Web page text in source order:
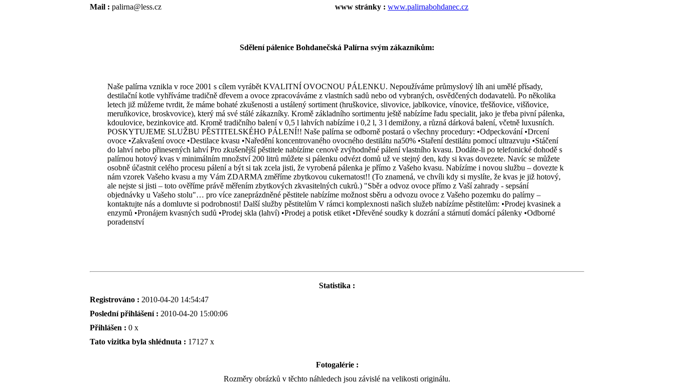
Mail : palirna@less.cz www stránky : www.palirnabohdanec.cz
Sdělení pálenice Bohdanečská Palírna svým zákazníkům:
Naše palírna vznikla v roce 2001 s cílem vyrábět KVALITNÍ OVOCNOU PÁLENKU. Nepoužíváme průmyslový líh ani umělé přísady,
destilační kotle vyhříváme tradičně dřevem a ovoce zpracováváme z vlastních sadů nebo od vybraných, osvědčených dodavatelů. Po několika
letech již můžeme tvrdit, že máme bohaté zkušenosti a ustálený sortiment (hruškovice, slivovice, jablkovice, vínovice, třešňovice, višňovice,
meruňkovice, broskvovice), který má své stálé zákazníky. Kromě základního sortimentu ještě nabízíme řadu specialit, jako je třeba pivní pálenka,
kdoulovice, bezinkovice atd. Kromě tradičního balení v 0,5 l lahvích nabízíme i 0,2 l, 3 l demižony, a různá dárková balení, včetně luxusních.
POSKYTUJEME SLUŽBU PĚSTITELSKÉHO PÁLENÍ!! Naše palírna se odborně postará o všechny procedury: •Odpeckování •Drcení
ovoce •Zakvašení ovoce •Destilace kvasu •Naředění koncentrovaného ovocného destilátu na50% •Staření destilátu pomocí ultrazvuju •Stáčení
do lahví nebo přinesených lahví Pro zkušenější pěstitele nabízíme cenově zvýhodněné pálení vlastního kvasu. Dodáte-li po telefonické dohodě s
palírnou hotový kvas v minimálním množství 200 litrů můžete si pálenku odvézt domů už ve stejný den, kdy si kvas dovezete. Navíc se můžete
osobně účastnit celého procesu pálení a být si tak zcela jisti, že vyrobená pálenka je přímo z Vašeho kvasu. Nabízíme i novou službu – dovezte k
nám vzorek Vašeho kvasu a my Vám ZDARMA změříme zbytkovou cukernatost!! (To znamená, ve chvíli kdy si myslíte, že kvas je již hotový,
ale nejste si jisti – toto ověříme právě měřením zbytkových zkvasitelných cukrů.) "Sběr a odvoz ovoce přímo z Vaší zahrady - sepsání
objednávky u Vašeho stolu"… pro více zaneprázdněné pěstitele nabízíme možnost sběru a odvozu ovoce z Vašeho pozemku do palírny –
kontaktujte nás a domluvte si podrobnosti! Další služby pěstitelům V rámci komplexnosti našich služeb nabízíme pěstitelům: •Prodej kvasinek a
enzymů •Pronájem kvasných sudů •Prodej skla (lahví) •Prodej a potisk etiket •Dřevěné soudky k dozrání a stárnutí domácí pálenky •Odborné
poradenství
Statistika :
Registrováno : 2010-04-20 14:54:47
Poslední přihlášení : 2010-04-20 15:00:06
Přihlášen : 0 x
Tato vizitka byla shlédnuta : 17127 x
Fotogalérie :
Rozměry obrázků v těchto náhledech jsou závislé na velikosti originálu.